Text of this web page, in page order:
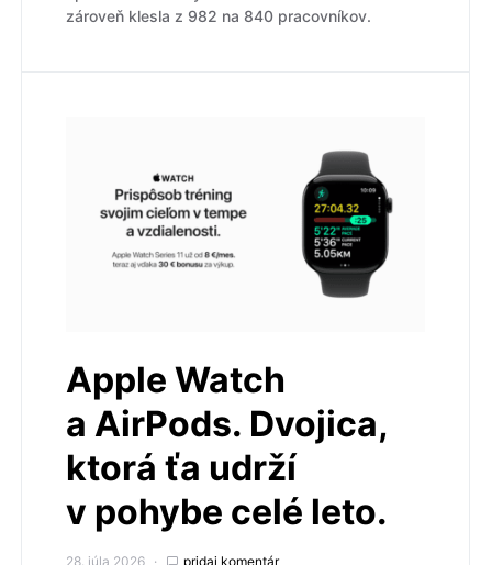
zároveň klesla z 982 na 840 pracovníkov.
Apple Watch
a AirPods. Dvojica,
ktorá ťa udrží
v pohybe celé leto.
28. júla 2026 pridaj komentár